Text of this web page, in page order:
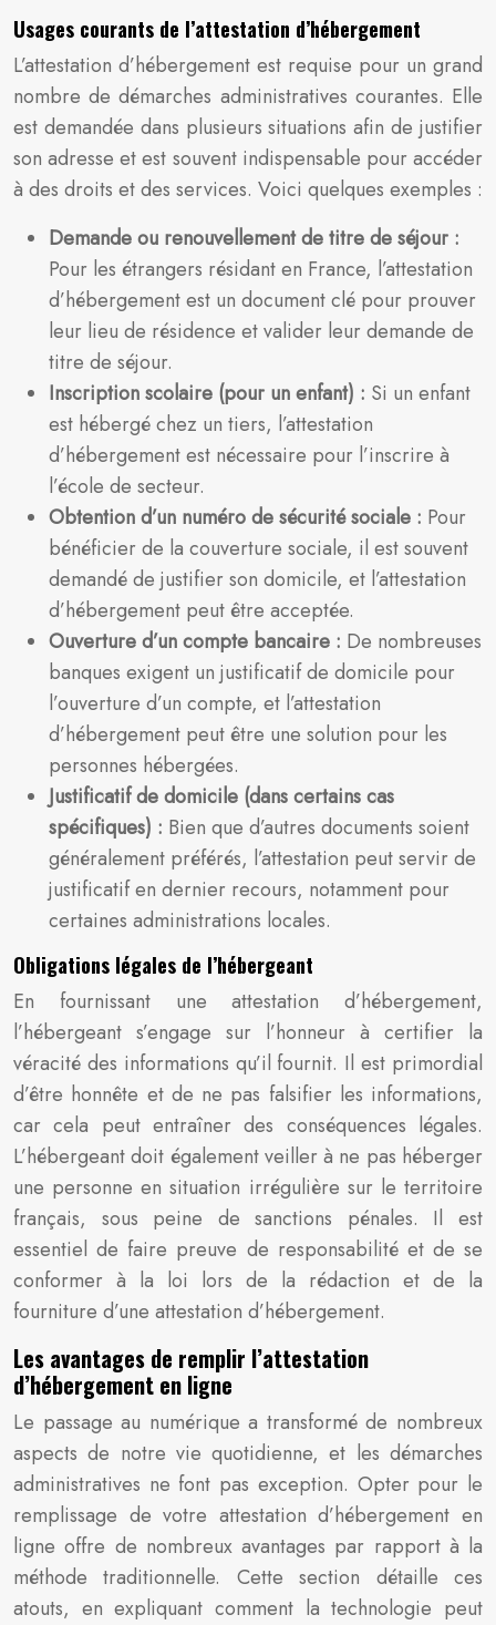
Usages courants de l’attestation d’hébergement
L’attestation d’hébergement est requise pour un grand
nombre de démarches administratives courantes. Elle
est demandée dans plusieurs situations afin de justifier
son adresse et est souvent indispensable pour accéder
à des droits et des services. Voici quelques exemples :
Demande ou renouvellement de titre de séjour :
Pour les étrangers résidant en France, l’attestation
d’hébergement est un document clé pour prouver
leur lieu de résidence et valider leur demande de
titre de séjour.
Inscription scolaire (pour un enfant) : Si un enfant
est hébergé chez un tiers, l’attestation
d’hébergement est nécessaire pour l’inscrire à
l’école de secteur.
Obtention d’un numéro de sécurité sociale : Pour
bénéficier de la couverture sociale, il est souvent
demandé de justifier son domicile, et l’attestation
d’hébergement peut être acceptée.
Ouverture d’un compte bancaire : De nombreuses
banques exigent un justificatif de domicile pour
l’ouverture d’un compte, et l’attestation
d’hébergement peut être une solution pour les
personnes hébergées.
Justificatif de domicile (dans certains cas
spécifiques) : Bien que d’autres documents soient
généralement préférés, l’attestation peut servir de
justificatif en dernier recours, notamment pour
certaines administrations locales.
Obligations légales de l’hébergeant
En fournissant une attestation d’hébergement,
l’hébergeant s’engage sur l’honneur à certifier la
véracité des informations qu’il fournit. Il est primordial
d’être honnête et de ne pas falsifier les informations,
car cela peut entraîner des conséquences légales.
L’hébergeant doit également veiller à ne pas héberger
une personne en situation irrégulière sur le territoire
français, sous peine de sanctions pénales. Il est
essentiel de faire preuve de responsabilité et de se
conformer à la loi lors de la rédaction et de la
fourniture d’une attestation d’hébergement.
Les avantages de remplir l’attestation
d’hébergement en ligne
Le passage au numérique a transformé de nombreux
aspects de notre vie quotidienne, et les démarches
administratives ne font pas exception. Opter pour le
remplissage de votre attestation d’hébergement en
ligne offre de nombreux avantages par rapport à la
méthode traditionnelle. Cette section détaille ces
atouts, en expliquant comment la technologie peut